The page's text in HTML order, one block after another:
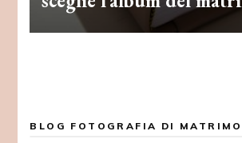
BLOG FOTOGRAFIA DI